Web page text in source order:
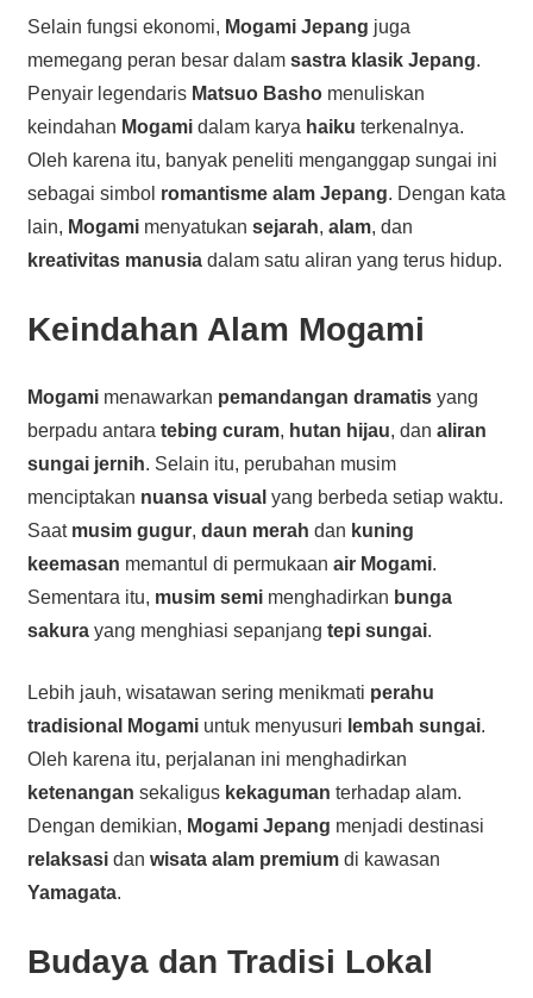
Selain fungsi ekonomi, Mogami Jepang juga
memegang peran besar dalam sastra klasik Jepang.
Penyair legendaris Matsuo Bashomenuliskan
keindahan Mogamidalam karya haiku terkenalnya.
Oleh karena itu, banyak peneliti menganggap sungai ini
sebagai simbol romantisme alam Jepang. Dengan kata
lain, Mogamimenyatukan sejarah, alam, dan
kreativitas manusiadalam satu aliran yang terus hidup.
Keindahan Alam Mogami
Mogamimenawarkan pemandangan dramatisyang
berpadu antara tebing curam, hutan hijau, dan aliran
sungai jernih. Selain itu, perubahan musim
menciptakan nuansa visual yang berbeda setiap waktu.
Saat musim gugur, daun merah dan kuning
keemasan memantul di permukaan air Mogami.
Sementara itu, musim semimenghadirkan bunga
sakurayang menghiasi sepanjang tepi sungai.
Lebih jauh, wisatawan sering menikmati perahu
tradisional Mogamiuntuk menyusuri lembah sungai.
Oleh karena itu, perjalanan ini menghadirkan
ketenangan sekaligus kekaguman terhadap alam.
Dengan demikian, Mogami Jepang menjadi destinasi
relaksasidan wisata alam premiumdi kawasan
Yamagata.
Budaya dan Tradisi Lokal